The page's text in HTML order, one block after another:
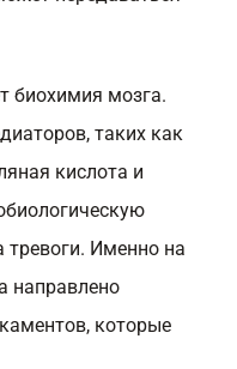
биохимия мозга.
таких как
кислота и
тревоги. Именно на
направлено
которые